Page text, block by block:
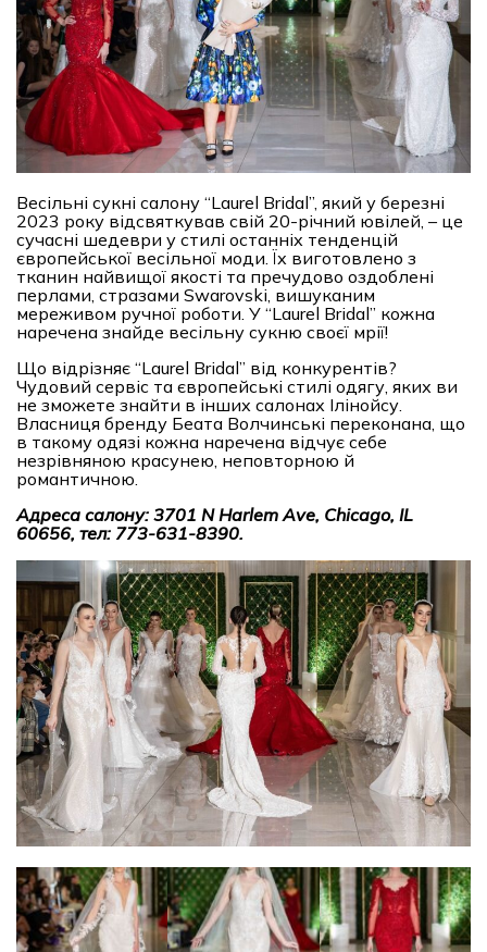
Весільні сукні салону “Laurel Bridal”, який у березні
2023 року відсвяткував свій 20-річний ювілей, – це
сучасні шедеври у стилі останніх тенденцій
європейської весільної моди. Їх виготовлено з
тканин найвищої якості та пречудово оздоблені
перлами, стразами Swarovski, вишуканим
мереживом ручної роботи. У “Laurel Bridal” кожна
наречена знайде весільну сукню своєї мрії!
Що відрізняє “Laurel Bridal” від конкурентів?
Чудовий сервіс та європейські стилі одягу, яких ви
не зможете знайти в інших салонах Ілінойсу.
Власниця бренду Беата Волчинські переконана, що
в такому одязі кожна наречена відчує себе
незрівняною красунею, неповторною й
романтичною.
Адреса салону: 3701 N Harlem Ave, Chicago, IL
60656, тел: 773-631-8390.